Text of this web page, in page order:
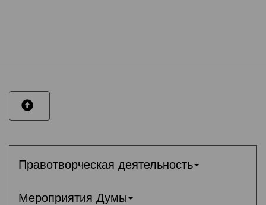
Правотворческая деятельность
Мероприятия Думы